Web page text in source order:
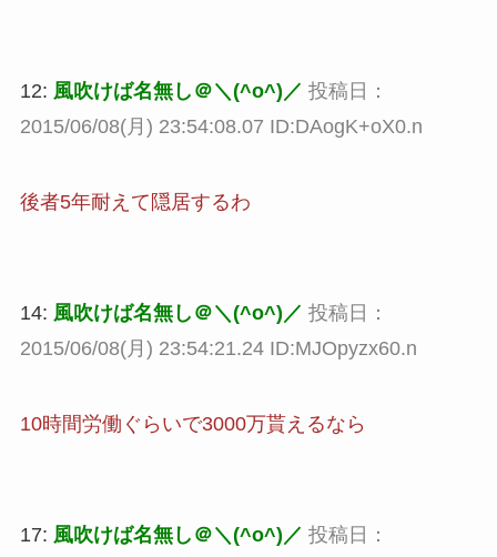
12: 風吹けば名無し＠＼(^o^)／ 投稿日：
2015/06/08(月) 23:54:08.07 ID:DAogK+oX0.n
後者5年耐えて隠居するわ
14: 風吹けば名無し＠＼(^o^)／ 投稿日：
2015/06/08(月) 23:54:21.24 ID:MJOpyzx60.n
10時間労働ぐらいで3000万貰えるなら
17: 風吹けば名無し＠＼(^o^)／ 投稿日：